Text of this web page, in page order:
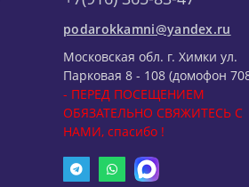
podarokkamni@yandex.ru
Московская обл. г. Химки ул.
Парковая 8 - 108 (домофон
- ПЕРЕД ПОСЕЩЕНИЕМ
ОБЯЗАТЕЛЬНО СВЯЖИТЕСЬ С
НАМИ, спасибо !